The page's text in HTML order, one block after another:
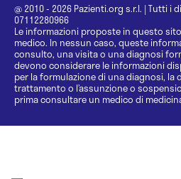
@ 2010 - 2026 Pazienti.org s.r.l. | Tutti i
07112280966
Le informazioni proposte in questo
medico. In nessun caso, queste
consulto, una visita o una diagnosi
devono considerare le informazioni
per la formulazione di una diagnosi, la
trattamento o l’assunzione o
prima consultare un medico di